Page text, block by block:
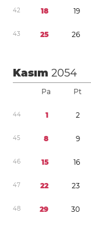
42 18 19
43 25 26
Kasım2054
Pa Pt
44 1 2
45 8 9
46 15 16
47 22 23
48 29 30